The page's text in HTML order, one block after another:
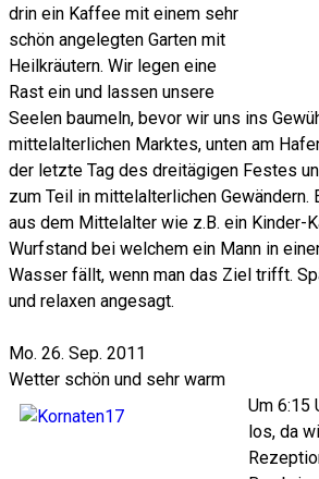
drin ein Kaffee mit einem sehr
schön angelegten Garten mit
Heilkräutern. Wir legen eine
Rast ein und lassen unsere
Seelen baumeln, bevor wir uns ins
mittelalterlichen Marktes, unten am
der letzte Tag des dreitägigen Festes
zum Teil in mittelalterlichen Gewändern.
aus dem Mittelalter wie z.B. ein Kinder-
Wurfstand bei welchem ein Mann in
Wasser fällt, wenn man das Ziel trifft.
und relaxen angesagt.
Mo. 26. Sep. 2011
Wetter schön und sehr warm
Um 6:15
los, da